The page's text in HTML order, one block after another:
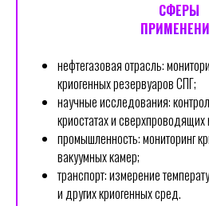
СФЕРЫ
нефтегазовая отрасль:
криогенных резервуаров СПГ;
научные исследования:
криостатах и сверхпроводящих
промышленность: мониторинг
вакуумных камер;
транспорт: измерение
и других криогенных сред.